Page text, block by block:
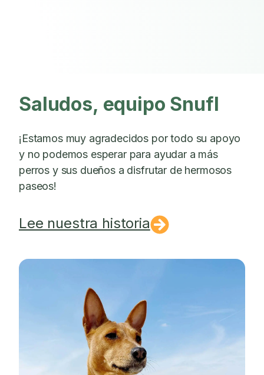
Saludos, equipo Snufl
¡Estamos muy agradecidos por todo su apoyo
y no podemos esperar para ayudar a más
perros y sus dueños a disfrutar de hermosos
paseos!
Lee nuestra historia